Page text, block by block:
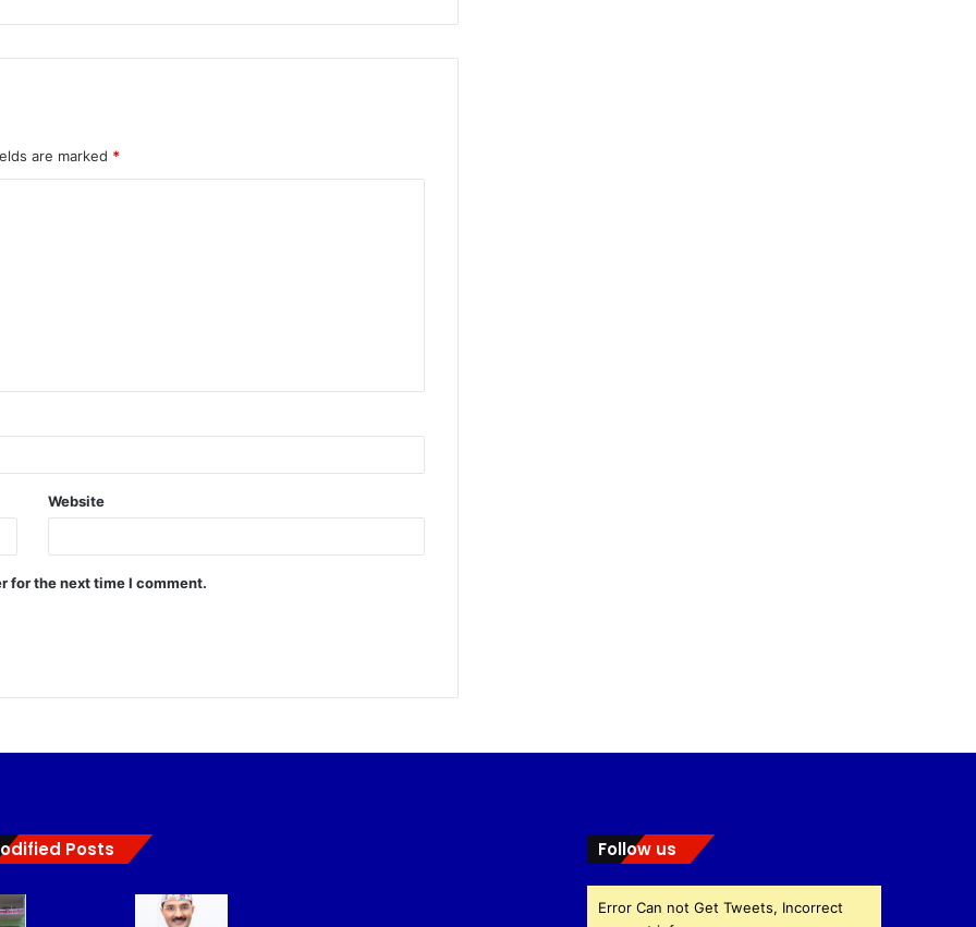
are marked *
Website
for the next time I comment.
Posts Follow us
Error Can not Get Tweets, Incorrect